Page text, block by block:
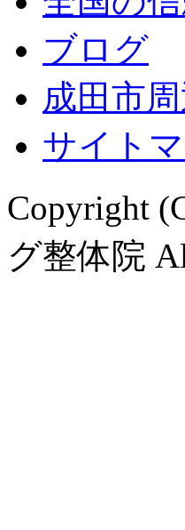
ブログ
成田市
サイト
Copyright
グ整体院